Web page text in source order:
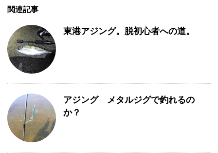
関連記事
東港アジング。脱初心者への道。
アジング メタルジグで釣れるの
か？